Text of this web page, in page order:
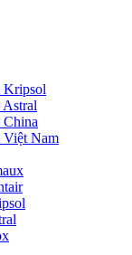
Kripsol
Việt Nam